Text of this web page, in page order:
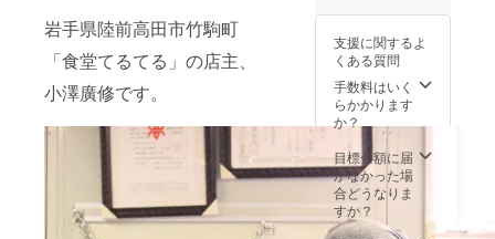
岩手県陸前高田市竹駒町
「食堂てるてる」の店主、
小澤廣修です。
発送の
温度帯
は、時
期や商
品に
よって
最適な
状態で
お届け
いたし
ますの
安心く
温度帯
は、時
期や商
品に
よって
最適な
お届け
いたし
ますの
で、ご
ださ
ビ、ホ
ズワイ
ガニ、
イク
ラ、エ
ビ、マ
グロ、
マグロ
のたた
き、な
どクラ
ウド
支援に関するよ
くある質問
手数料はいく
らかかります
か？
目標金額に届
かなかった場
合どうなりま
すか？